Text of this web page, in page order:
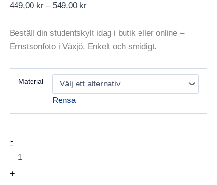
449,00 kr – 549,00 krPrisintervall:
till
549,00 kr
Beställ din studentskylt idag i butik eller online –
Ernstsonfoto i Växjö. Enkelt och smidigt.
Material
Rensa
-Studentskylt
nr19
mängd
+